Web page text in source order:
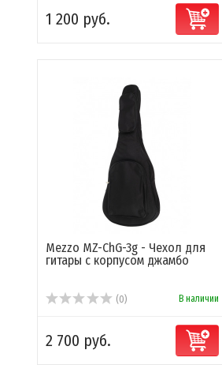
1 200 руб.
Mezzo MZ-ChG-3g - Чехол для
гитары с корпусом джамбо
(0) В наличии
2 700 руб.